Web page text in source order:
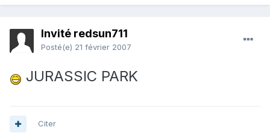
Invité redsun711
Posté(e) 21 février 2007
JURASSIC PARK
Citer